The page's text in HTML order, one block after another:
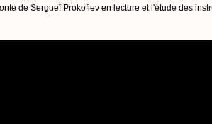
de Sergueï Prokofiev en lecture et l'étude des